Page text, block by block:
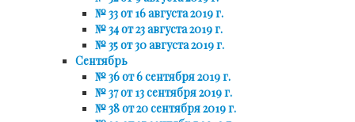
№ 33 от 16 августа 2019 г.
№ 34 от 23 августа 2019 г.
№ 35 от 30 августа 2019 г.
Сентябрь
№ 36 от 6 сентября 2019 г.
№ 37 от 13 сентября 2019 г.
№ 38 от 20 сентября 2019 г.